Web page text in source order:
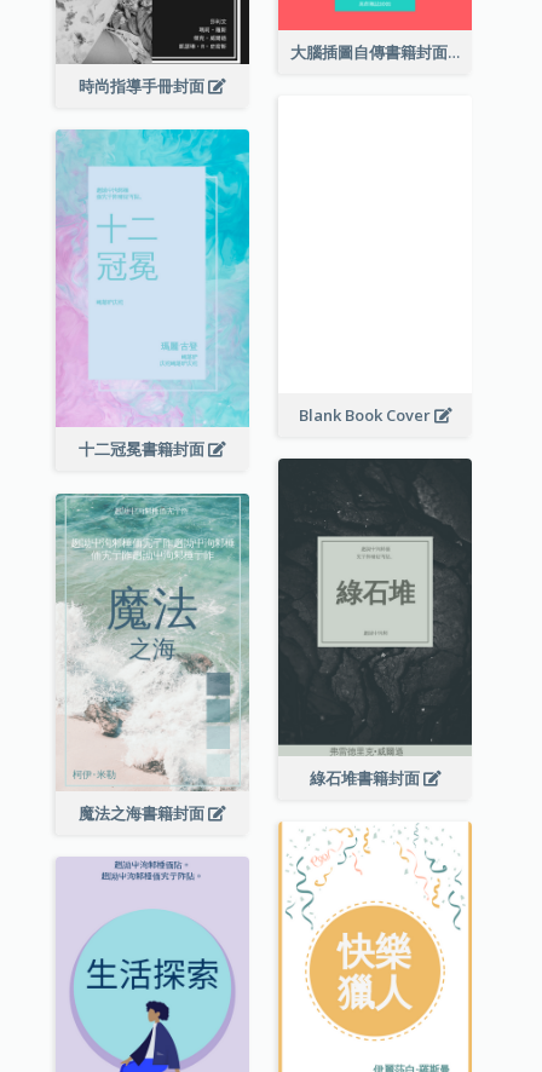
大腦插圖自傳書籍封面
時尚指導手冊封面
Blank Book Cover
十二冠冕書籍封面
綠石堆書籍封面
魔法之海書籍封面